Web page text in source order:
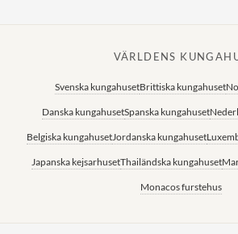
VÄRLDENS
Svenska kungahusetBrittiska kungahuset
Danska kungahusetSpanska kungahuset
Belgiska kungahusetJordanska kungahuset
Japanska kejsarhusetThailändska kungahuset
Monacos furstehus